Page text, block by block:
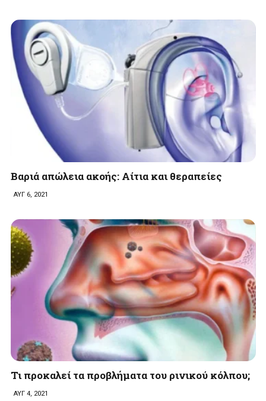
Βαριά απώλεια ακοής: Αίτια και θεραπείες
ΑΥΓ 6, 2021
Τι προκαλεί τα προβλήματα του ρινικού κόλπου;
ΑΥΓ 4, 2021